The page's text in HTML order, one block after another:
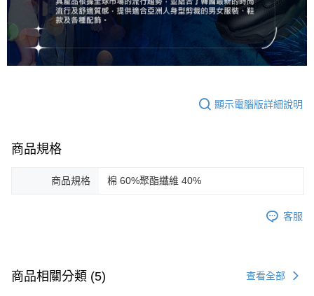
顯示電腦版詳細說明
商品規格
商品規格 棉 60%聚酯纖維 40%
客服
商品相關分類 (5) 查看全部